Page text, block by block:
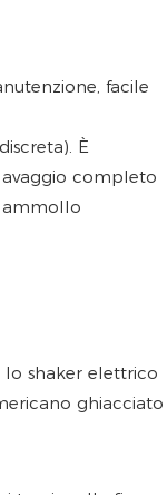
facile
È
completo
ammollo
lo shaker elettrico
ghiacciato